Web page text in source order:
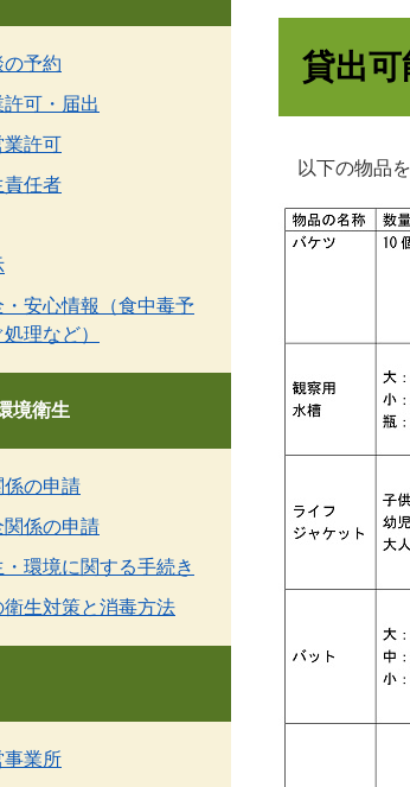
貸出
以下の物品を
予約
可・届出
業許可
責任者
・安心情報（食中毒予
理など）
境衛生
係の申請
関係の申請
環境に関する手続き
衛生対策と消毒方法
事業所